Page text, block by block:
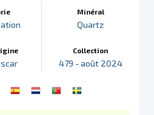
Minéral
Quartz
Collection
479 - août 2024